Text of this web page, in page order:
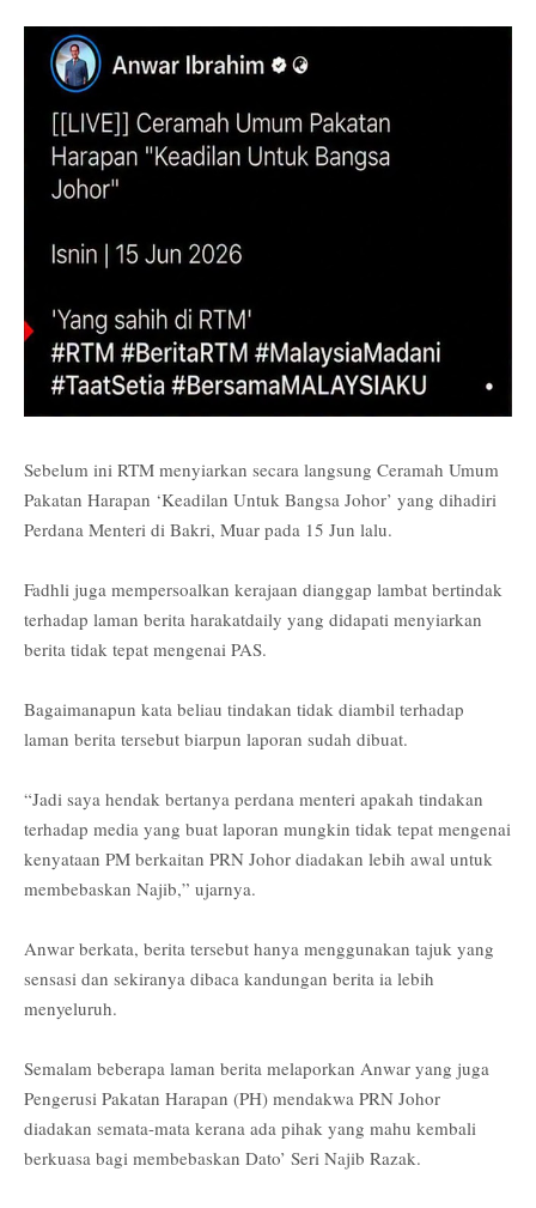
Sebelum ini RTM menyiarkan secara langsung Ceramah Umum
Pakatan Harapan ‘Keadilan Untuk Bangsa Johor’ yang dihadiri
Perdana Menteri di Bakri, Muar pada 15 Jun lalu.
Fadhli juga mempersoalkan kerajaan dianggap lambat bertindak
terhadap laman berita harakatdaily yang didapati menyiarkan
berita tidak tepat mengenai PAS.
Bagaimanapun kata beliau tindakan tidak diambil terhadap
laman berita tersebut biarpun laporan sudah dibuat.
“Jadi saya hendak bertanya perdana menteri apakah tindakan
terhadap media yang buat laporan mungkin tidak tepat mengenai
kenyataan PM berkaitan PRN Johor diadakan lebih awal untuk
membebaskan Najib,” ujarnya.
Anwar berkata, berita tersebut hanya menggunakan tajuk yang
sensasi dan sekiranya dibaca kandungan berita ia lebih
menyeluruh.
Semalam beberapa laman berita melaporkan Anwar yang juga
Pengerusi Pakatan Harapan (PH) mendakwa PRN Johor
diadakan semata-mata kerana ada pihak yang mahu kembali
berkuasa bagi membebaskan Dato’ Seri Najib Razak.